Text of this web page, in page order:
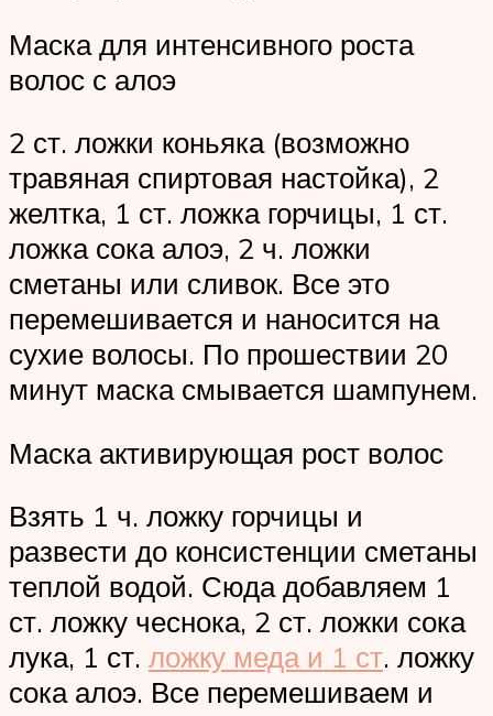
Маска для интенсивного роста
волос с алоэ
2 ст. ложки коньяка (возможно
травяная спиртовая настойка), 2
желтка, 1 ст. ложка горчицы, 1 ст.
ложка сока алоэ, 2 ч. ложки
сметаны или сливок. Все это
перемешивается и наносится на
сухие волосы. По прошествии 20
минут маска смывается шампунем.
Маска активирующая рост волос
Взять 1 ч. ложку горчицы и
развести до консистенции сметаны
теплой водой. Сюда добавляем 1
ст. ложку чеснока, 2 ст. ложки сока
лука, 1 ст. ложку меда и 1 ст. ложку
сока алоэ. Все перемешиваем и